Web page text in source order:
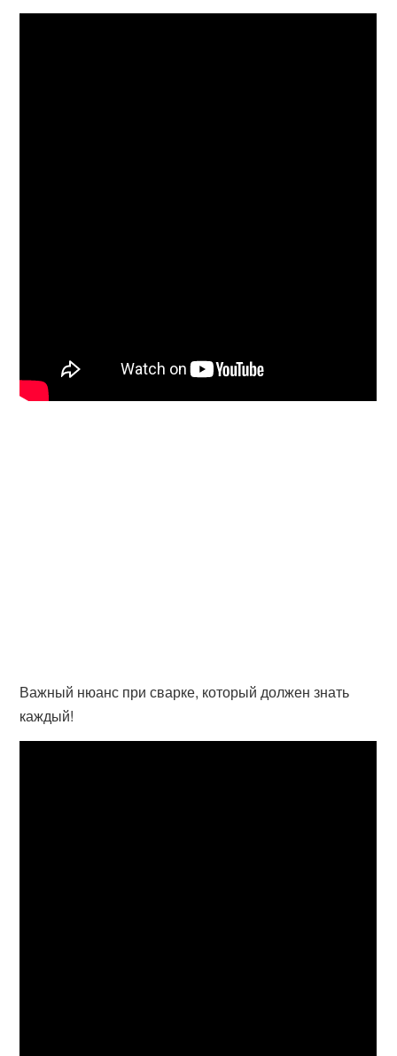
Важный нюанс при сварке, который должен знать
каждый!